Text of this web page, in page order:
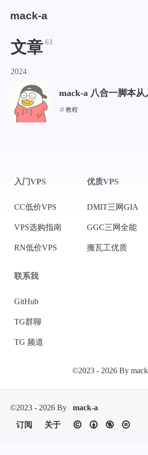
mack-a
文章 61
2024
mack-a 八合一脚本从
教程
入门VPS
CC低价VPS
VPS选购指南
RN低价VPS
优质VPS
DMIT三网GIA
GGC三网全能
搬瓦工优质
联系我
GitHub
TG群聊
TG 频道
©2023 - 2026 By
©2023 - 2026 By
mack-a
订阅
关于